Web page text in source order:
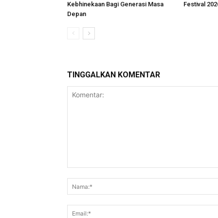
Kebhinekaan Bagi Generasi Masa
Depan
Festival
TINGGALKAN KOMENTAR